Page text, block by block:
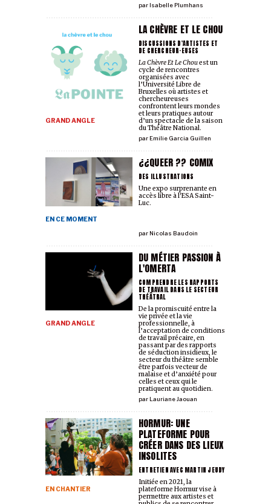
parIsabelle Plumhans
LA CHÈVRE ET LE CHOU
DISCUSSIONS D'ARTISTES ET
DE CHERCHEUR·EUSES
GRAND ANGLE
parEmilie Garcia Guillen
La Chèvre Et Le Chouest un
cycle de rencontres
organisées avec
l’Université Libre de
Bruxelles où artistes et
chercheur·euses
confrontent leurs mondes
et leurs pratiques autour
d’un spectacle de la saison
du Théâtre National.
¿¿QUEER ?? COMIX
DES ILLUSTRATIONS
EN CE MOMENT
parNicolas Baudoin
Une expo surprenante en
accès libre à l'ESA Saint-
Luc.
DU MÉTIER PASSION À
L'OMERTA
COMPRENDRE LES RAPPORTS
DE TRAVAIL DANS LE SECTEUR
THÉÂTRAL
GRAND ANGLE
parLauriane Jaouan
De la promiscuité entre la
vie privée et la vie
professionnelle, à
l’acceptation de conditions
de travail précaire, en
passant par des rapports
de séduction insidieux, le
secteur du théâtre semble
être parfois vecteur de
malaise et d’anxiété pour
celles et ceux qui le
pratiquent au quotidien.
HORMUR: UNE
PLATEFORME POUR
CRÉER DANS DES LIEUX
INSOLITES
ENTRETIEN AVEC MARTIN JEUDY
EN CHANTIER
Initiée en 2021, la
plateforme Hormur vise à
permettre aux artistes et